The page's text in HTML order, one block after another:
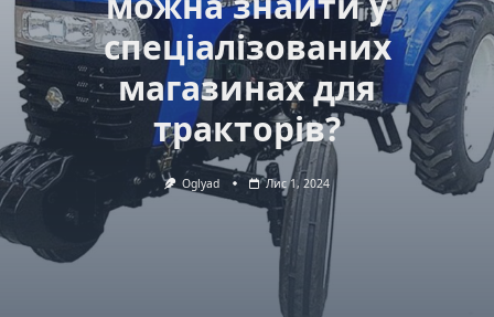
спеціалізованих
магазинах для
тракторів?
Oglyad Лис 1, 2024